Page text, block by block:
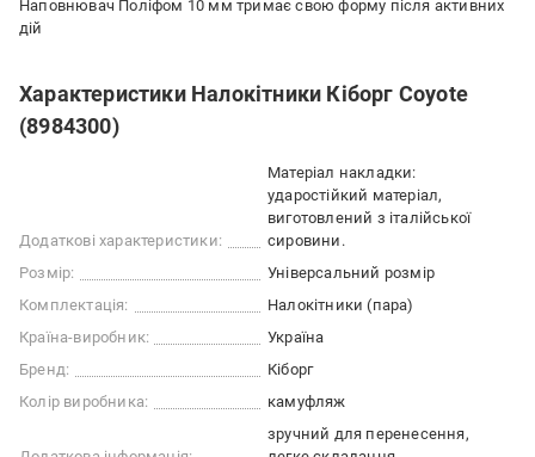
Наповнювач Поліфом 10 мм тримає свою форму після активних
дій
Характеристики Налокітники Кіборг Сoyote
(8984300)
Додаткові характеристики:
Матеріал накладки:
ударостійкий матеріал,
виготовлений з італійської
сировини.
Розмір:
Універсальний розмір
Комплектація:
Налокітники (пара)
Країна-виробник:
Україна
Бренд:
Кіборг
Колір виробника:
камуфляж
зручний для перенесення